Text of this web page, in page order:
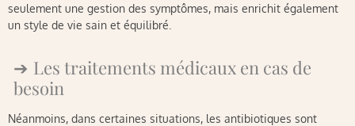
seulement une gestion des symptômes, mais enrichit également
un style de vie sain et équilibré.
Les traitements médicaux en cas de
besoin
Néanmoins, dans certaines situations, les antibiotiques sont